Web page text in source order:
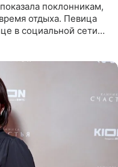
поклонникам,
отдыха. Певица
в социальной сети